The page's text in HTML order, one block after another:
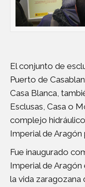
El conjunto de
Puerto de
Casa Blanca,
Esclusas, Casa o
complejo
Imperial de Aragón
Fue inaugurado
Imperial de
la vida zaragozana